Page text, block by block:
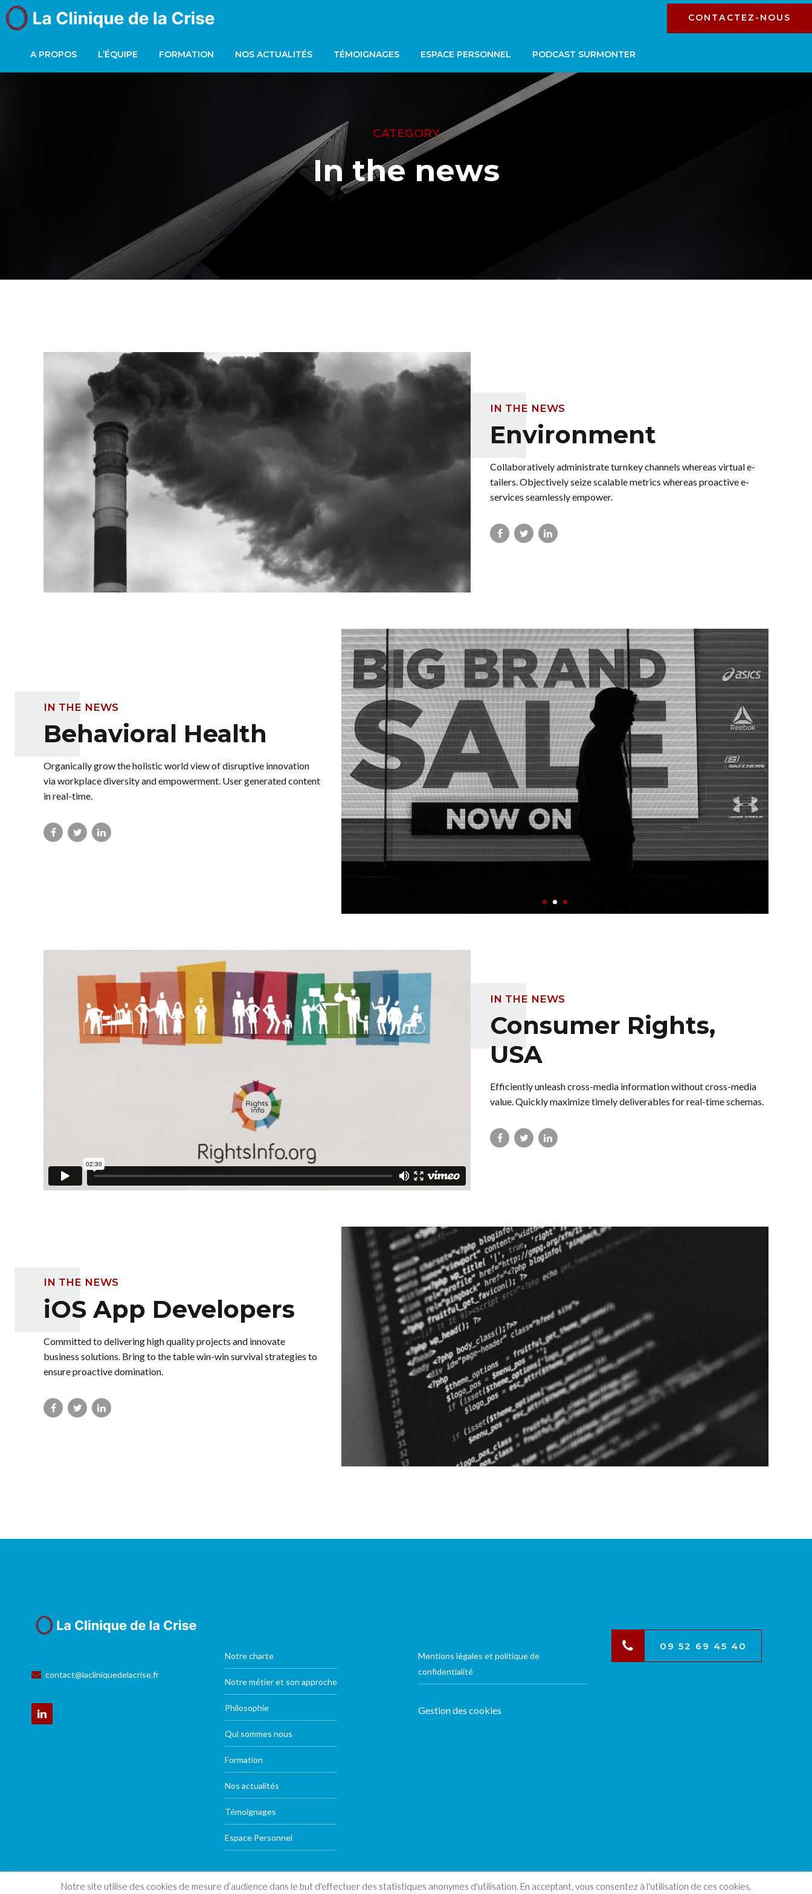
CONTACTEZ-NOUS
A PROPOS L’ÉQUIPE FORMATION NOS ACTUALITÉS TÉMOIGNAGES ESPACE PERSONNEL PODCAST SURMONTER
CATEGORY
In the news
IN THE NEWS
Environment
Collaboratively administrate turnkey channels whereas virtual e-
tailers. Objectively seize scalable metrics whereas proactive e-
services seamlessly empower.
IN THE NEWS
Behavioral Health
Organically grow the holistic world view of disruptive innovation
via workplace diversity and empowerment. User generated content
in real-time.
IN THE NEWS
Consumer Rights,
USA
Efficiently unleash cross-media information without cross-media
value. Quickly maximize timely deliverables for real-time schemas.
IN THE NEWS
iOS App Developers
Committed to delivering high quality projects and innovate
business solutions. Bring to the table win-win survival strategies to
ensure proactive domination.
contact@lacliniquedelacrise.fr
Notre charte
Notre métier et son approche
Philosophie
Qui sommes nous
Formation
Nos actualités
Témoignages
Espace Personnel
Mentions légales et politique de
confidentialité
Gestion des cookies
09 52 69 45 40
Notre site utilise des cookies de mesure d’audience dans le but d'effectuer des statistiques anonymes d'utilisation. En acceptant, vous consentez à l'utilisation de ces cookies.